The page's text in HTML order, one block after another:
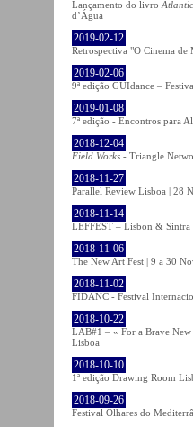
Lançamento do livro
d’Água
2019-02-12
Retrospectiva "O Cinema de
2019-02-06
9ª edição GUIdance –
2019-01-08
7ª edição - Encontros para
2018-12-04
Field Works - Triangle
2018-11-27
Parallel Review Lisboa | 28
2018-11-14
LEFFEST – Lisbon & Sintra
2018-11-06
The New Art Fest | 9 a 30
2018-11-02
FIDANC - Festival
2018-10-22
LAB#1 – « For a Brave
Lisboa
2018-10-10
1ª edição Drawing Room
2018-09-26
Festival Olhares do